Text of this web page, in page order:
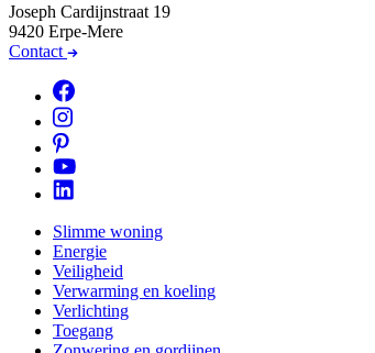
Joseph Cardijnstraat 19
9420 Erpe-Mere
Contact
Slimme woning
Energie
Veiligheid
Verwarming en koeling
Verlichting
Toegang